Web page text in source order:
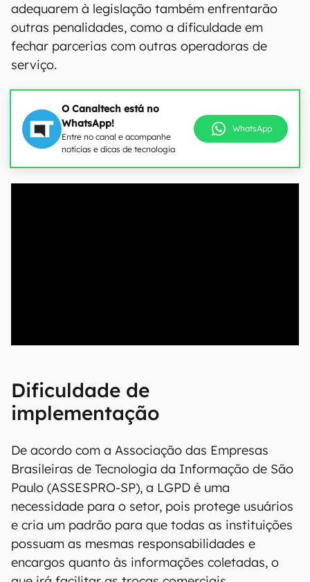
adequarem à legislação também enfrentarão
outras penalidades, como a dificuldade em
fechar parcerias com outras operadoras de
serviço.
O Canaltech está no
WhatsApp!
Entre no canal e acompanhe
notícias e dicas de tecnologia
WhatsApp
Dificuldade de
implementação
De acordo com a Associação das Empresas
Brasileiras de Tecnologia da Informação de São
Paulo (ASSESPRO-SP), a LGPD é uma
necessidade para o setor, pois protege usuários
e cria um padrão para que todas as instituições
possuam as mesmas responsabilidades e
encargos quanto às informações coletadas, o